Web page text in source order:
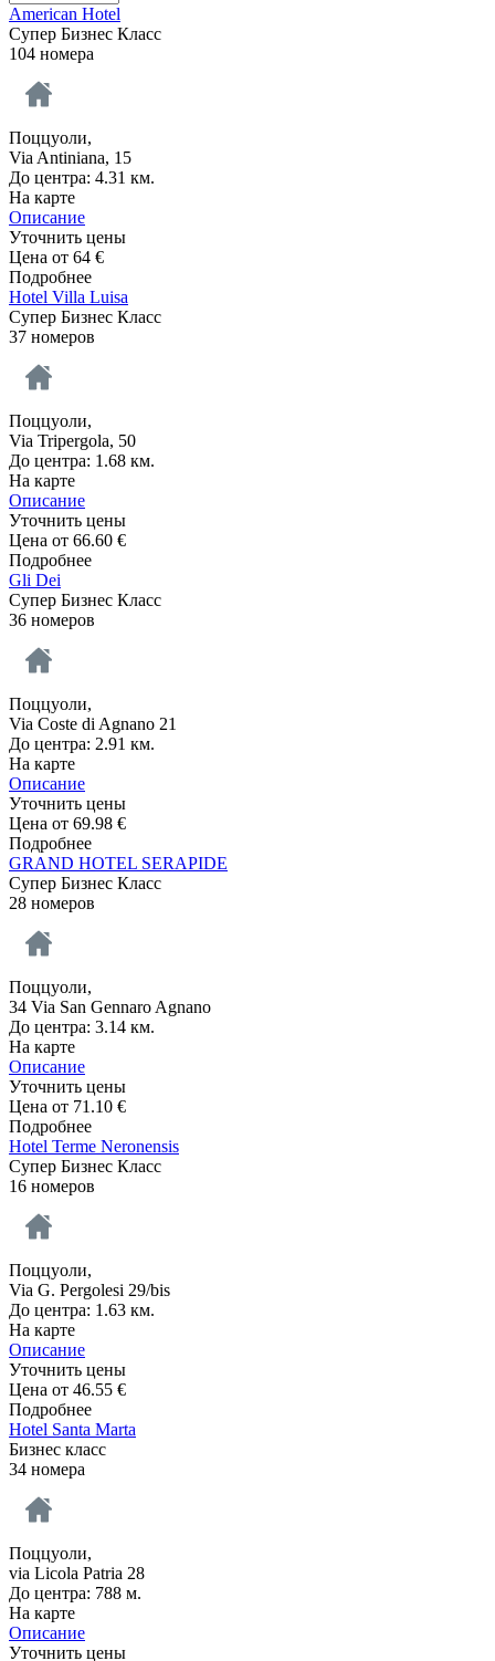
American Hotel
Супер Бизнес Класс
104 номера
Поццуоли,
Via Antiniana, 15
До центра: 4.31 км.
На карте
Описание
Уточнить цены
Цена от 64 €
Подробнее
Hotel Villa Luisa
Супер Бизнес Класс
37 номеров
Поццуоли,
Via Tripergola, 50
До центра: 1.68 км.
На карте
Описание
Уточнить цены
Цена от 66.60 €
Подробнее
Gli Dei
Супер Бизнес Класс
36 номеров
Поццуоли,
Via Coste di Agnano 21
До центра: 2.91 км.
На карте
Описание
Уточнить цены
Цена от 69.98 €
Подробнее
GRAND HOTEL SERAPIDE
Супер Бизнес Класс
28 номеров
Поццуоли,
34 Via San Gennaro Agnano
До центра: 3.14 км.
На карте
Описание
Уточнить цены
Цена от 71.10 €
Подробнее
Hotel Terme Neronensis
Супер Бизнес Класс
16 номеров
Поццуоли,
Via G. Pergolesi 29/bis
До центра: 1.63 км.
На карте
Описание
Уточнить цены
Цена от 46.55 €
Подробнее
Hotel Santa Marta
Бизнес класс
34 номера
Поццуоли,
via Licola Patria 28
До центра: 788 м.
На карте
Описание
Уточнить цены